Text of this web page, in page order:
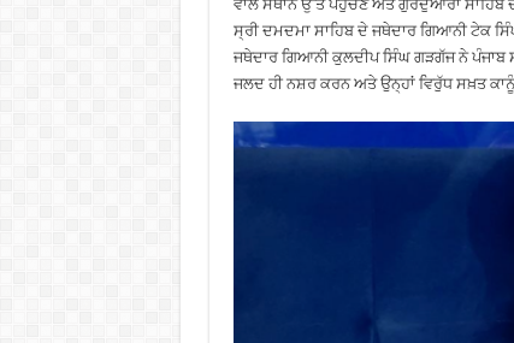
ਵਾਲੇ ਸਥਾਨ ਉੱਤੇ ਪਹੁੰਚਣ ਅਤੇ ਗੁਰਦੁਆਰਾ ਸਾਹਿਬ
ਸ੍ਰੀ ਦਮਦਮਾ ਸਾਹਿਬ ਦੇ ਜਥੇਦਾਰ ਗਿਆਨੀ ਟੇਕ
ਜਥੇਦਾਰ ਗਿਆਨੀ ਕੁਲਦੀਪ ਸਿੰਘ ਗੜਗੱਜ ਨੇ
ਜਲਦ ਹੀ ਨਸ਼ਰ ਕਰਨ ਅਤੇ ਉਨ੍ਹਾਂ ਵਿਰੁੱਧ ਸਖ਼ਤ